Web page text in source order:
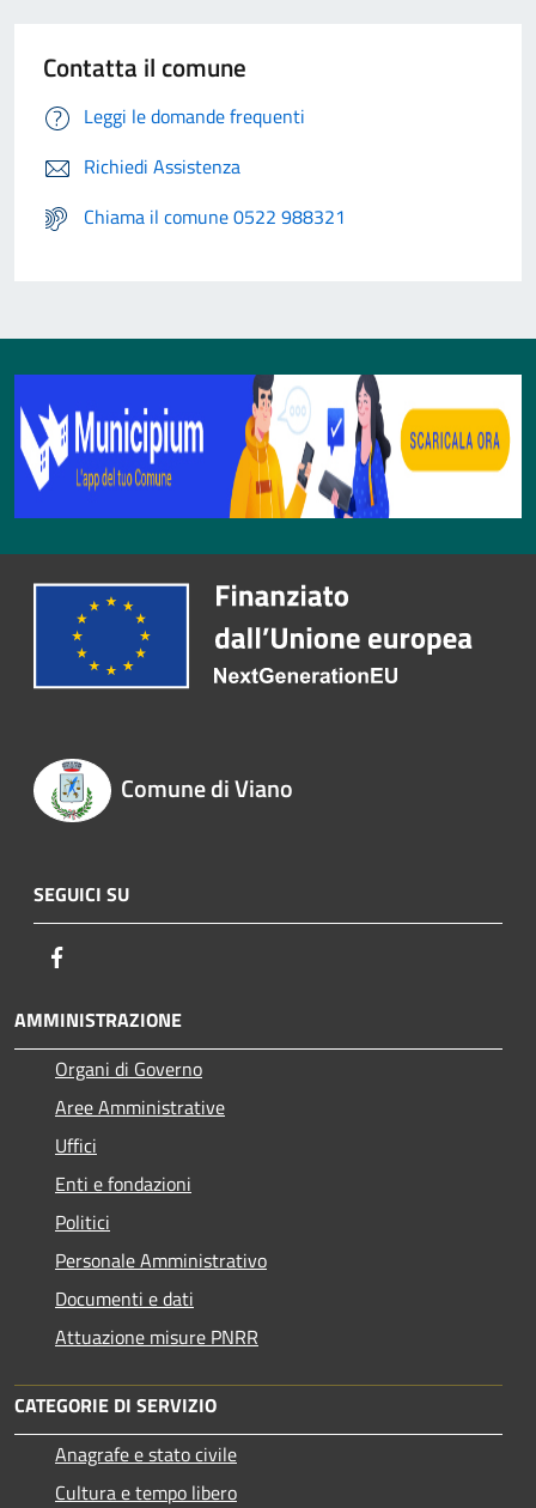
Contatta il comune
Leggi le domande frequenti
Richiedi Assistenza
Chiama il comune 0522 988321
Comune di Viano
SEGUICI SU
AMMINISTRAZIONE
Organi di Governo
Aree Amministrative
Uffici
Enti e fondazioni
Politici
Personale Amministrativo
Documenti e dati
Attuazione misure PNRR
CATEGORIE DI SERVIZIO
Anagrafe e stato civile
Cultura e tempo libero